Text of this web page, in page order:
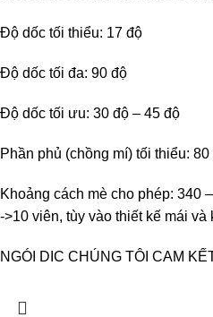
Độ dốc tối thiểu: 17 độ
Độ dốc tối đa: 90 độ
Độ dốc tối ưu: 30 độ – 45 độ
Phần phủ (chồng mí) tối thiểu: 80
Khoảng cách mè cho phép: 340
->10 viên, tùy vào thiết kế mái và
NGÓI DIC CHÚNG TÔI CAM